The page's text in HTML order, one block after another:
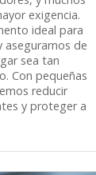
exigencia.
ideal para
asegurarnos de
sea tan
Con pequeñas
reducir
y proteger a